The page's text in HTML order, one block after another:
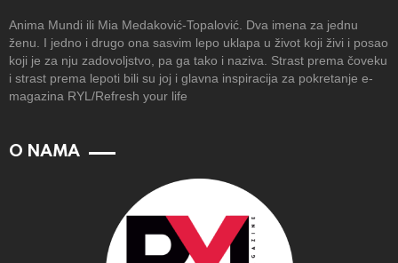
Anima Mundi ili Mia Medaković-Topalović. Dva imena za jednu
ženu. I jedno i drugo ona sasvim lepo uklapa u život koji živi i posao
koji je za nju zadovoljstvo, pa ga tako i naziva. Strast prema čoveku
i strast prema lepoti bili su joj i glavna inspiracija za pokretanje e-
magazina RYL/Refresh your life
O NAMA